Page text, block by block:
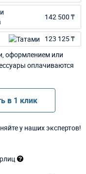
142 500 ₸
123 125 ₸
оформлением или
оплачиваются
в 1 клик
у наших экспертов!